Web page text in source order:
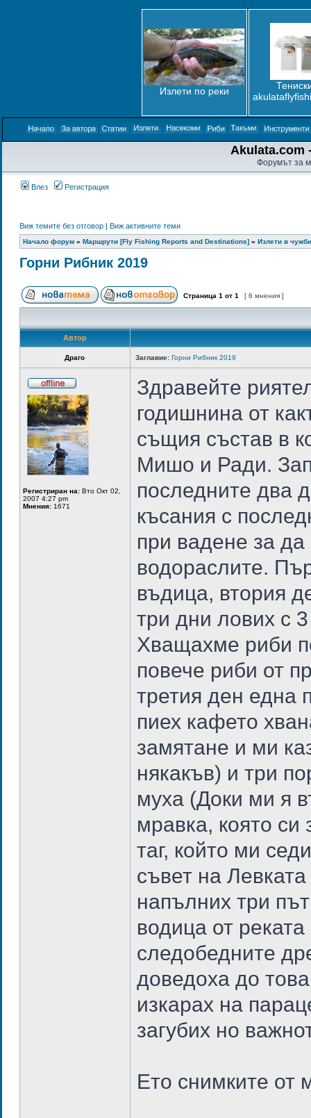
Излети по реки
Akulata.com
Форумът за
Влез Регистрация
Виж темите без отговор| Виж активните теми
Начало форум» Маршрути [Fly Fishing Reports and Destinations]» Излети в
Горни Рибник 2019
Страница 1 от 1 [ 6 мнения ]
Автор
Драго Заглавие: Горни Рибник 2019
Регистриран на:Вто Окт 02,
2007 4:27 pm
Мнения:1671
Здравейте
годишнина от
същия състав в
Мишо и Ради.
последните два
късания с
при вадене за да
водораслите.
въдица, втория
три дни лових с
Хващахме риби
повече риби от
третия ден една
пиех кафето
замятане и ми
някакъв) и три
муха (Доки ми я
мравка, която си
таг, който ми
съвет на
напълних три
водица от
следобедните
доведоха до
изкарах на
загубих но
Ето снимките от